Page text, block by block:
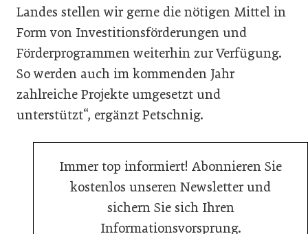
Landes stellen wir gerne die nötigen Mittel in
Form von Investitionsförderungen und
Förderprogrammen weiterhin zur Verfügung.
So werden auch im kommenden Jahr
zahlreiche Projekte umgesetzt und
unterstützt“, ergänzt Petschnig.
Immer top informiert! Abonnieren Sie
kostenlos unseren Newsletter und
sichern Sie sich Ihren
Informationsvorsprung.